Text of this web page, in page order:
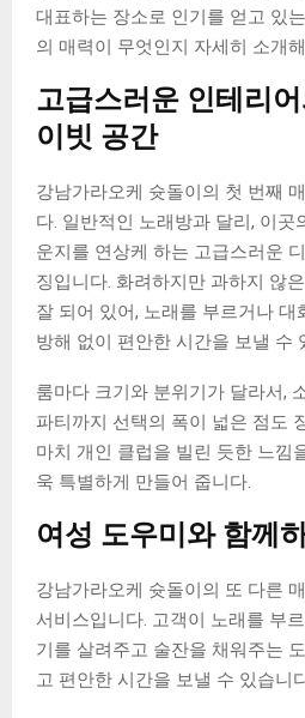
대표하는 장소로 인기를 얻고 있
의 매력이 무엇인지 자세히 소개
고급스러운 인테리
이빗 공간
강남가라오케 슛돌이의 첫 번째
다. 일반적인 노래방과 달리, 이
운지를 연상케 하는 고급스러운
징입니다. 화려하지만 과하지 않
잘 되어 있어, 노래를 부르거나 대
방해 없이 편안한 시간을 보낼 수
룸마다 크기와 분위기가 달라서,
파티까지 선택의 폭이 넓은 점도
마치 개인 클럽을 빌린 듯한 느낌
욱 특별하게 만들어 줍니다.
여성 도우미와 함께
강남가라오케 슛돌이의 또 다른
서비스입니다. 고객이 노래를 부
기를 살려주고 술잔을 채워주는
고 편안한 시간을 보낼 수 있습니